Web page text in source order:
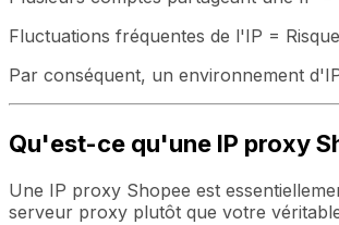
Fluctuations fréquentes de l'IP =
Par conséquent, un environnement
Qu'est-ce qu'une IP proxy
Une IP proxy Shopee est
serveur proxy plutôt que votre